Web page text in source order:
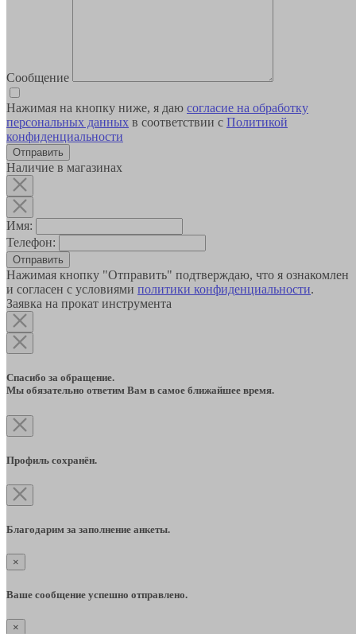
Сообщение
Нажимая на кнопку ниже, я даю согласие на обработку
персональных данных в соответствии с Политикой
конфиденциальности
Наличие в магазинах
Имя:
Телефон:
Отправить
Нажимая кнопку "Отправить" подтверждаю, что я ознакомлен
и согласен с условиями политики конфиденциальности.
Заявка на прокат инструмента
Спасибо за обращение.
Мы обязательно ответим Вам в самое ближайшее время.
Профиль сохранён.
Благодарим за заполнение анкеты.
×
Ваше сообщение успешно отправлено.
×